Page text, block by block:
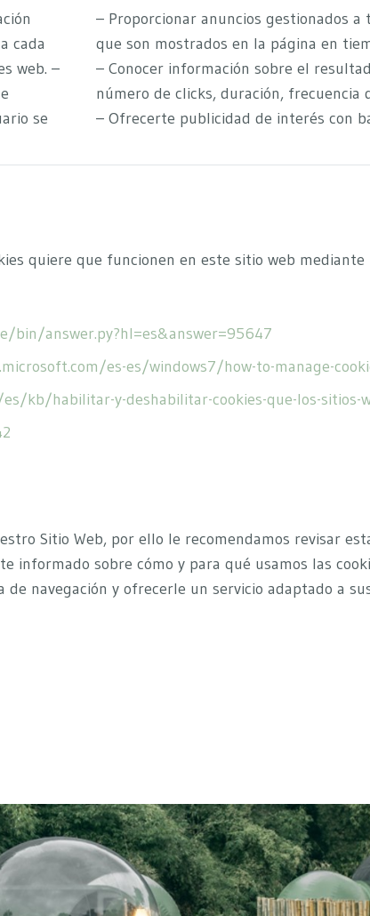
cada
web. –
se
– Proporcionar anuncios gestionados a
que son mostrados en la página en
– Conocer información sobre el
número de clicks, duración, frecuencia
– Ofrecerte publicidad de interés con
quiere que funcionen en este sitio web
answer.py?hl=es&answer=95647
es-es/windows7/how-to-manage-
kb/habilitar-y-deshabilitar-cookies-que-los-sitios-
Sitio Web, por ello le recomendamos revisar
informado sobre cómo y para qué usamos las
navegación y ofrecerle un servicio adaptado a